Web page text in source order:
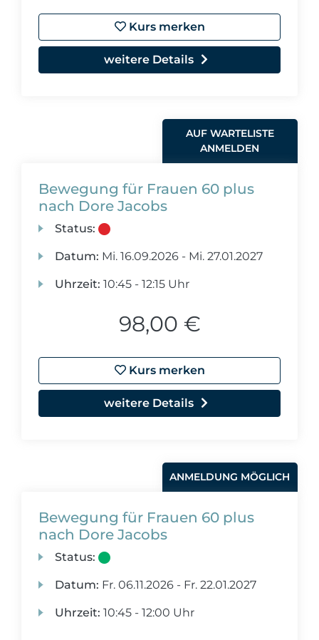
Kurs merken
weitere Details
AUF WARTELISTE
ANMELDEN
Bewegung für Frauen 60 plus
nach Dore Jacobs
Status:
Datum: Mi. 16.09.2026 - Mi. 27.01.2027
Uhrzeit: 10:45 - 12:15 Uhr
98,00 €
Kurs merken
weitere Details
ANMELDUNG MÖGLICH
Bewegung für Frauen 60 plus
nach Dore Jacobs
Status:
Datum: Fr. 06.11.2026 - Fr. 22.01.2027
Uhrzeit: 10:45 - 12:00 Uhr